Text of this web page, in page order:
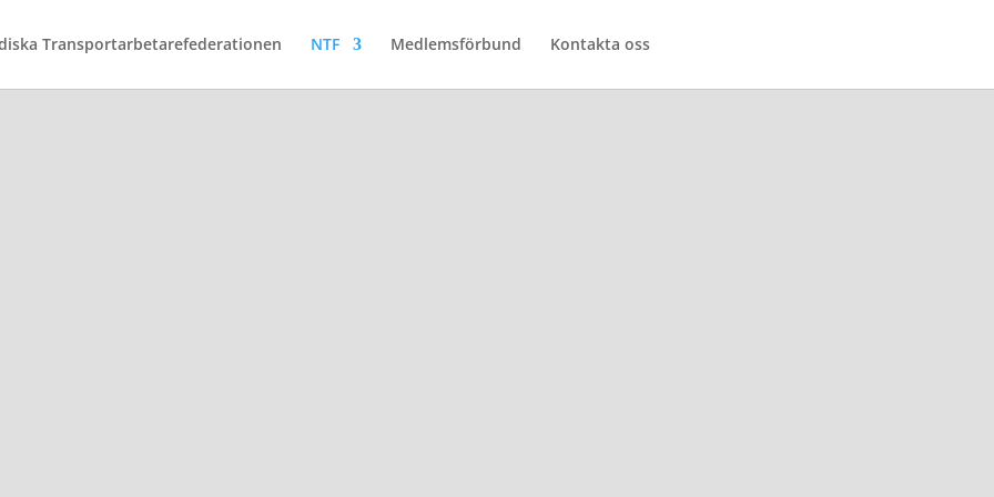
Transportarbetarefederationen NTF Medlemsförbund Kontakta oss